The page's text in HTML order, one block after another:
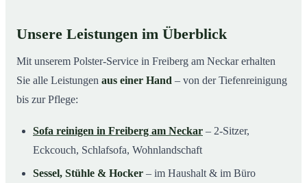
Unsere Leistungen im Überblick
Mit unserem Polster-Service in Freiberg am Neckar erhalten
Sie alle Leistungen aus einer Hand – von der Tiefenreinigung
bis zur Pflege:
Sofa reinigen in Freiberg am Neckar – 2-Sitzer,
Eckcouch, Schlafsofa, Wohnlandschaft
Sessel, Stühle & Hocker – im Haushalt & im Büro